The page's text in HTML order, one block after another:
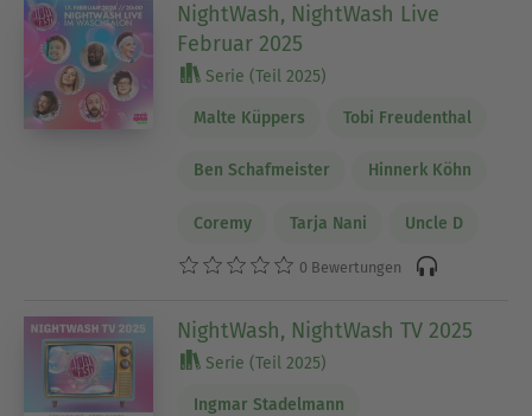
NightWash, NightWash Live
Februar 2025
Serie (Teil 2025)
Malte Küppers Tobi Freudenthal
Ben Schafmeister Hinnerk Köhn
Coremy Tarja Nani Uncle D
0 Bewertungen
NightWash, NightWash TV 2025
Serie (Teil 2025)
Ingmar Stadelmann